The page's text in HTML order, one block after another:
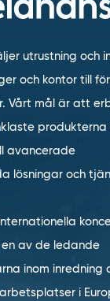
utrustning och
och kontor till
Vårt mål är att
produkterna
avancerade
lösningar och
en av de ledande
inom inredning
i